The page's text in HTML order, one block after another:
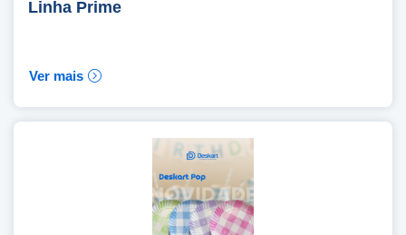
Linha Prime
Ver mais